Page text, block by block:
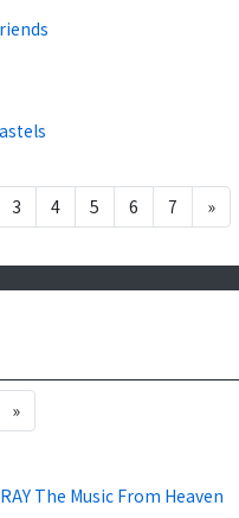
3 4 5 6 7 »
»
The Music From Heaven